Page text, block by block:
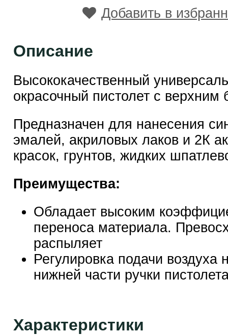
Добавить в
Описание
Высококачественный
окрасочный пистолет с верхним
Предназначен для нанесения
эмалей, акриловых лаков и 2К
красок, грунтов, жидких
Преимущества:
Обладает высоким
переноса материала.
распыляет
Регулировка подачи воздуха
нижней части ручки
Характеристики